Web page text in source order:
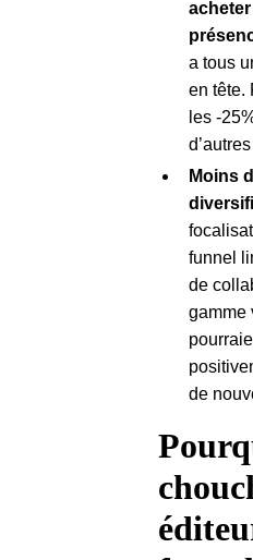
a tous
en tête.
les -
Moins
funnel
de
gamme
de